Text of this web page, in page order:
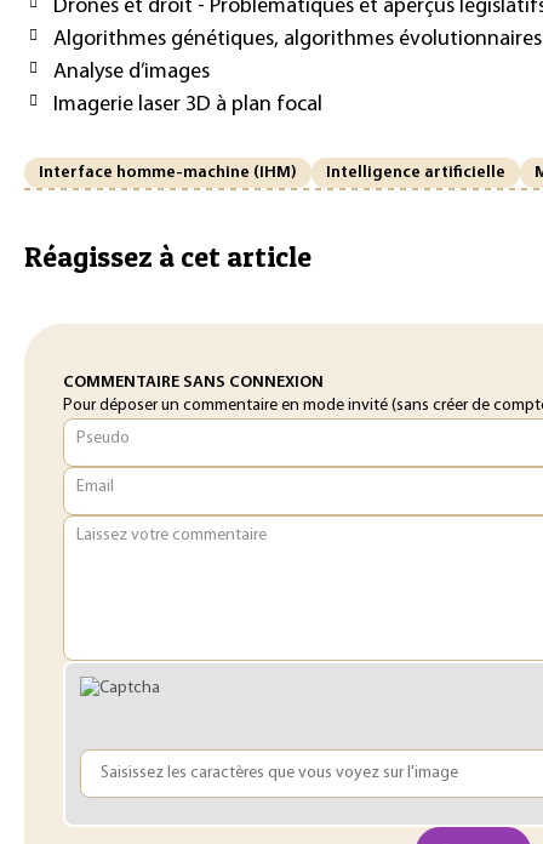
Drones et droit - Problématiques et aperçus
Algorithmes génétiques, algorithmes évolutionnaires
Analyse d’images
Imagerie laser 3D à plan focal
Interface homme-machine (IHM) Intelligence artificielle
Réagissez à cet article
COMMENTAIRE SANS CONNEXION
Pour déposer un commentaire en mode invité (sans créer de
Pseudo
Email
Laissez votre commentaire